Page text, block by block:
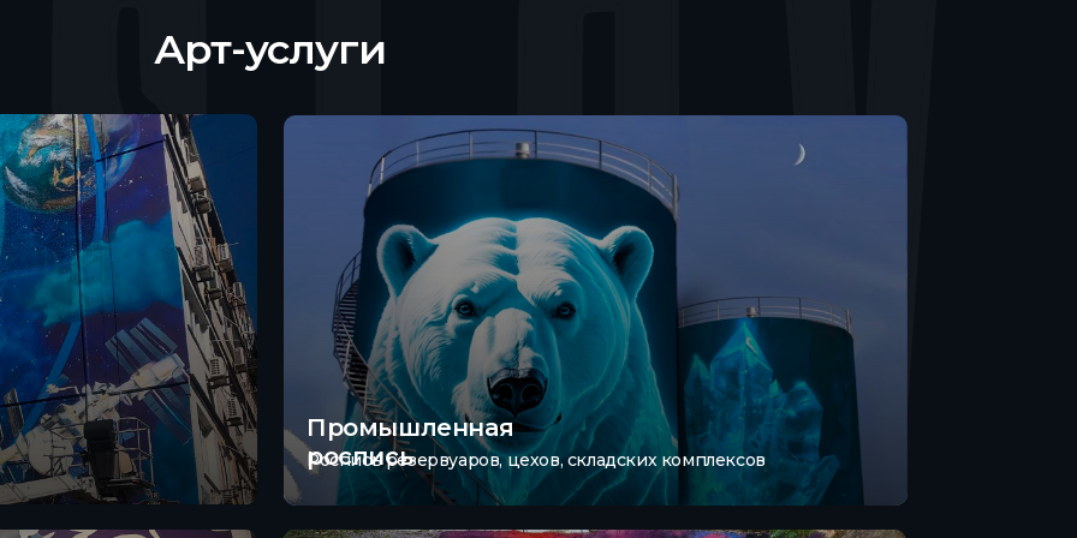
Арт-услуги
Роспись резервуаров, цехов, складских комплексов
Промышленная
роспись